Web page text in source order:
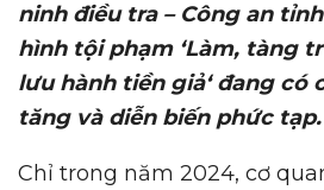
ninh điều tra – Công an tỉ
hình tội phạm ‘Làm, tàng tr
lưu hành tiền giả‘ đang có
tăng và diễn biến phức tạp.
Chỉ trong năm 2024, cơ